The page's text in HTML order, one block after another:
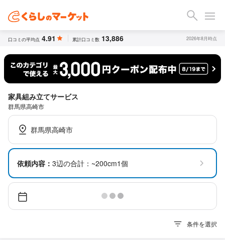
口コミの平均点 4.91 累計口コミ数 13,886 2026年8月時点
家具組み立てサービス
群馬県高崎市
群馬県高崎市
依頼内容： 3辺の合計：~200cm1個
条件を選択